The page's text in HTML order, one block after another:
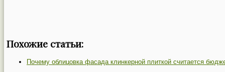
Похожие статьи:
Почему облицовка фасада клинкерной плиткой считается